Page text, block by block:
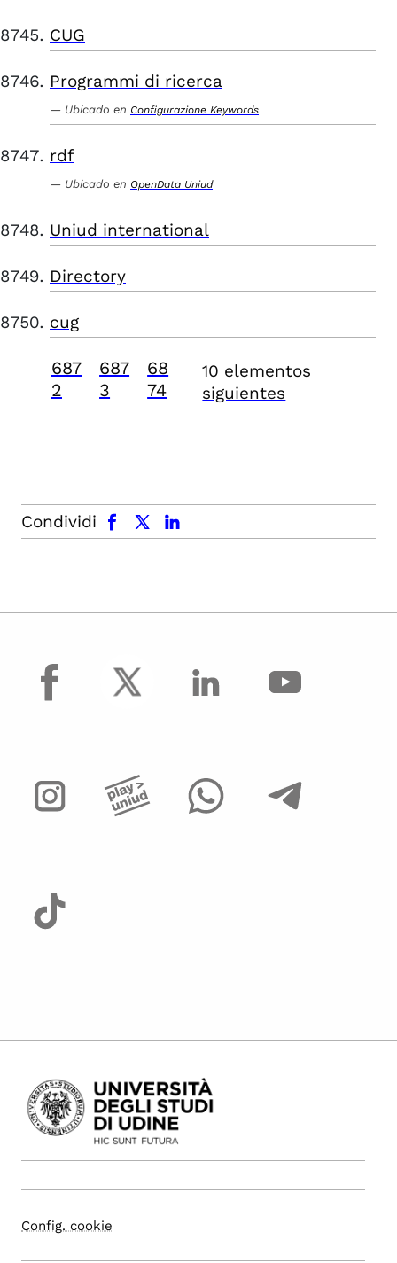
CUG
Programmi di ricerca
Ubicado en Configurazione Keywords
rdf
Ubicado en OpenData Uniud
Uniud international
Directory
cug
687
2
687
3
68
74
10 elementos
siguientes
Condividi
facebook x.com linkedin
facebook
Config. cookie